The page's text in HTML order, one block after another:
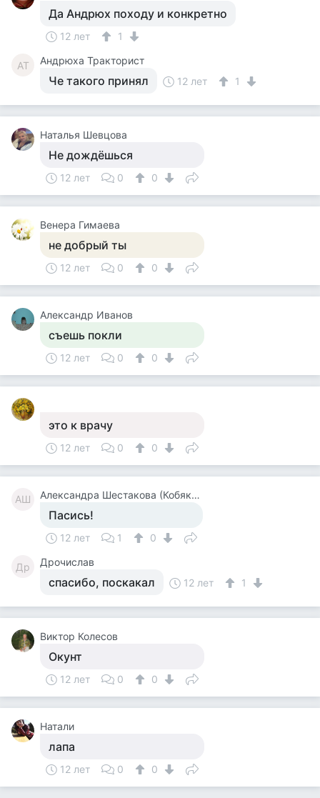
Да Андрюх походу и конкретно
12 лет 1
АТ Андрюха Тракторист
Че такого принял 12 лет 1
Наталья Шевцова
Не дождёшься
12 лет 0 0
Венера Гимаева
не добрый ты
12 лет 0 0
Александр Иванов
съешь покли
12 лет 0 0
это к врачу
12 лет 0 0
АШ Александра Шестакова (Кобякова)
Пасись!
12 лет 1 0
Др Дрочислав
спасибо, поскакал 12 лет 1
Виктор Колесов
Окунт
12 лет 0 0
Натали
лапа
12 лет 0 0